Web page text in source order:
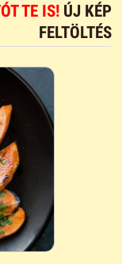
TE IS! ÚJ KÉP
FELTÖLTÉS